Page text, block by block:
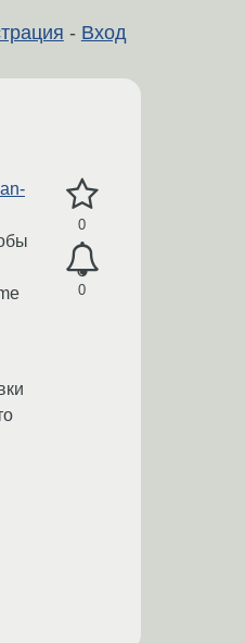
- Вход
0
0